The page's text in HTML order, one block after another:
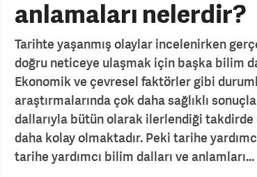
anlamaları nelerdir?
Tarihte yaşanmış olaylar incelenirken
doğru neticeye ulaşmak için başka bilim
Ekonomik ve çevresel faktörler gibi
araştırmalarında çok daha sağlıklı
dallarıyla bütün olarak ilerlendiği
daha kolay olmaktadır. Peki tarihe
tarihe yardımcı bilim dalları ve anlamları...